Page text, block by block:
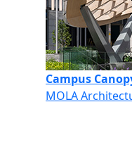
Campus
MOLA